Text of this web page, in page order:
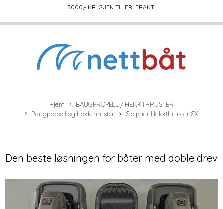
3000,- KR IGJEN TIL FRI FRAKT!
Hjem
BAUGPROPELL / HEKKTHRUSTER
Baugpropell og hekkthruster
Sleipner Hekkthruster SX
Den beste løsningen for båter med doble drev